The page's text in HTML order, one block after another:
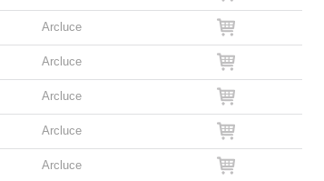
Arcluce
Arcluce
Arcluce
Arcluce
Arcluce